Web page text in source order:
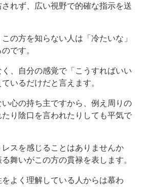
れず、広い視野で的確な指示を送
の方を知らない人は「冷たいな」
です。
、自分の感覚で「こうすればいい
いるだけだと言えます。
心の持ち主ですから、例え周りの
たり陰口を言われたりしても平気で
スを感じることはありませんか
舞いがこの方の貫禄を表します。
よく理解している人からは慕わ